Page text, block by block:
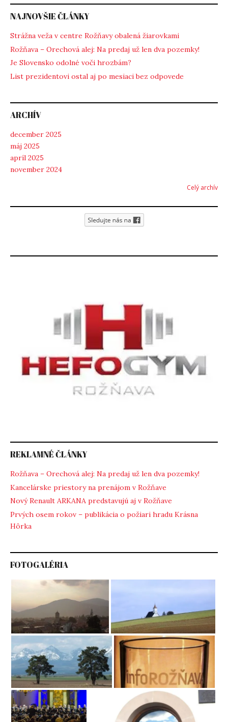
NAJNOVŠIE ČLÁNKY
Strážna veža v centre Rožňavy obalená žiarovkami
Rožňava – Orechová alej: Na predaj už len dva pozemky!
Je Slovensko odolné voči hrozbám?
List prezidentovi ostal aj po mesiaci bez odpovede
ARCHÍV
december 2025
máj 2025
apríl 2025
november 2024
Celý archív
REKLAMNÉ ČLÁNKY
Rožňava – Orechová alej: Na predaj už len dva pozemky!
Kancelárske priestory na prenájom v Rožňave
Nový Renault ARKANA predstavujú aj v Rožňave
Prvých osem rokov – publikácia o požiari hradu Krásna
Hôrka
FOTOGALÉRIA